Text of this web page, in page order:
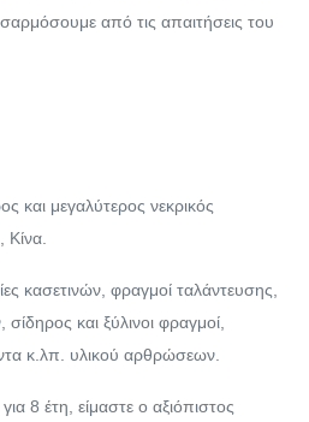
από τις απαιτήσεις του
και μεγαλύτερος νεκρικός
κασετινών, φραγμοί ταλάντευσης,
και ξύλινοι φραγμοί,
κ.λπ. υλικού αρθρώσεων.
8 έτη, είμαστε ο αξιόπιστος